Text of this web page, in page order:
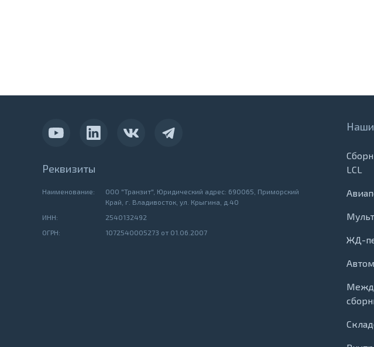
Наши
LCL
ЖД-
Реквизиты
Наименование:
ООО "Транзит", Юридический адрес: 690065, Приморский
Край, г. Владивосток, ул. Крыгина, д.40
ИНН:
2540132492
ОГРН:
1072540005273 от 01.06.2007